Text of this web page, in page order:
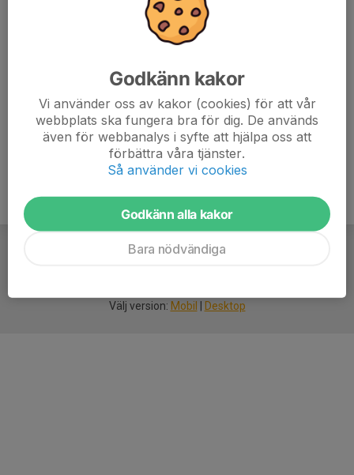
Välj version: Mobil Desktop
Godkänn kakor
Vi använder oss av kakor (cookies) för att vår
webbplats ska fungera bra för dig. De används
även för webbanalys i syfte att hjälpa oss att
förbättra våra tjänster.
Så använder vi cookies
Godkänn alla kakor
Bara nödvändiga